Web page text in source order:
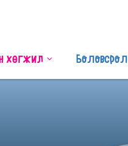
хөгжил Боловсрол